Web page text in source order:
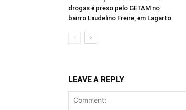
drogas é preso pelo GETAM no
bairro Laudelino Freire, em Lagarto
LEAVE A REPLY